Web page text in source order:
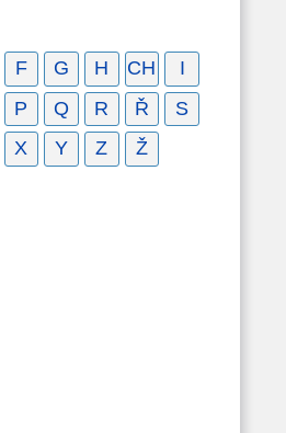
F G H CH
I
P Q R Ř
S
X Y Z Ž